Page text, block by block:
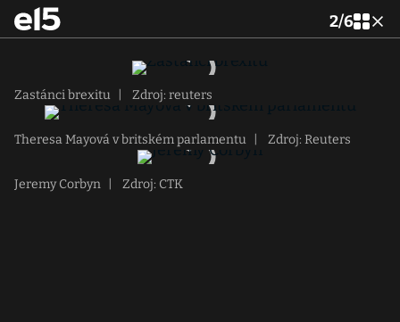
2/6
Zastánci brexitu Zdroj: reuters
Theresa Mayová v britském parlamentu Zdroj: Reuters
Jeremy Corbyn Zdroj: CTK